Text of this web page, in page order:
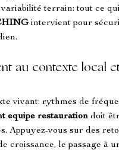
terrain: tout ce
intervient pour
au contexte local
vivant: rythmes de
equipe restauration doit
Appuyez-vous sur des
croissance, le passage à